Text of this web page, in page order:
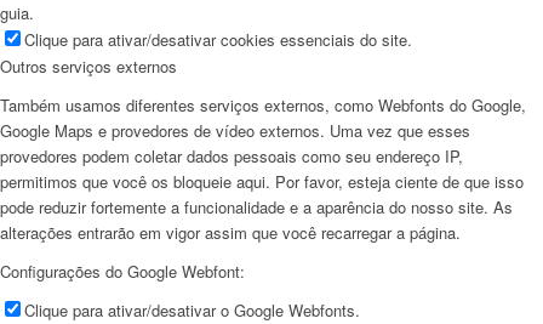
guia.
Clique para ativar/desativar cookies essenciais do site.
Outros serviços externos
Também usamos diferentes serviços externos, como Webfonts do Google,
Google Maps e provedores de vídeo externos. Uma vez que esses
provedores podem coletar dados pessoais como seu endereço IP,
permitimos que você os bloqueie aqui. Por favor, esteja ciente de que isso
pode reduzir fortemente a funcionalidade e a aparência do nosso site. As
alterações entrarão em vigor assim que você recarregar a página.
Configurações do Google Webfont:
Clique para ativar/desativar o Google Webfonts.